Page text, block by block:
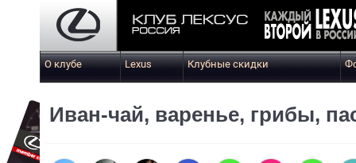
О клубе Lexus Клубные скидки
Иван-чай, варенье, грибы,